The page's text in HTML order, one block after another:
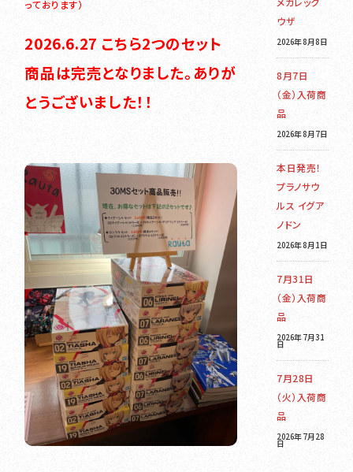
っております）
2026.6.27 こちら2つのセット
商品は完売となりました。ありが
とうございました！！
ウザ
2026年8月8日
8月7日
（金）入荷商
品
2026年8月7日
本日発売！
プラノサウ
ルス イグア
ノドン
2026年8月1日
7月31日
（金）入荷商
品
2026年7月31
日
7月28日
（火）入荷商
品
2026年7月28
日